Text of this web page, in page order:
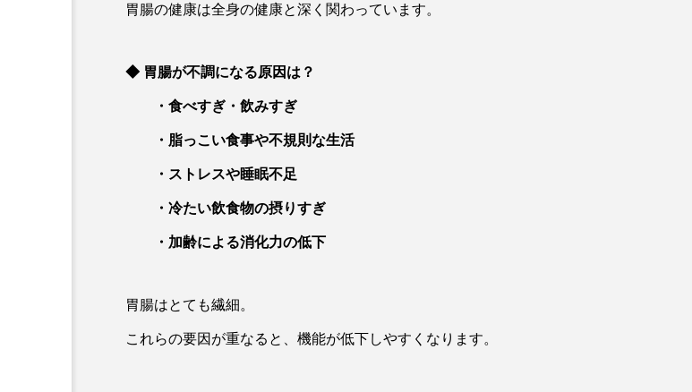
胃腸の健康は全身の健康と深く関わっています。
◆ 胃腸が不調になる原因は？
・食べすぎ・飲みすぎ
・脂っこい食事や不規則な生活
・ストレスや睡眠不足
・冷たい飲食物の摂りすぎ
・加齢による消化力の低下
胃腸はとても繊細。
これらの要因が重なると、機能が低下しやすくなります。